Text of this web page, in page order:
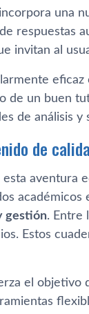
una
respuestas
invitan al
de un buen
de análisis y
de
aventura
académicos
gestión. Entre
Estos
el